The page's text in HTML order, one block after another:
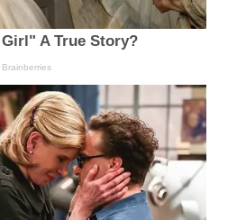
A True Story?
Brainberries